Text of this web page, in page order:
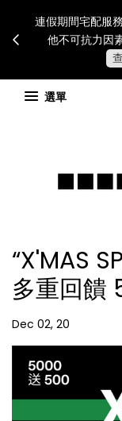
連假期間宅配服
他不可抗力因
選單
“X'MAS
多重回饋
Dec 02, 20